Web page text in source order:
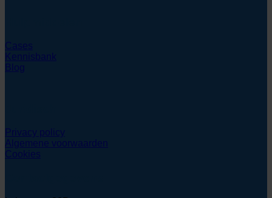
Cases
Kennisbank
Blog
Privacy policy
Algemene voorwaarden
Cookies